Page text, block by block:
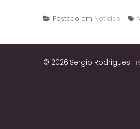
Postado em Notícias
© 2026 Sergio Rodrigues |